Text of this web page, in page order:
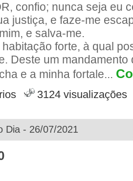
confio; nunca seja eu
justiça, e faze-me
e salva-me.
forte, à qual
Deste um mandamento
e a minha fortale...
3124 visualizações
Dia - 26/07/2021